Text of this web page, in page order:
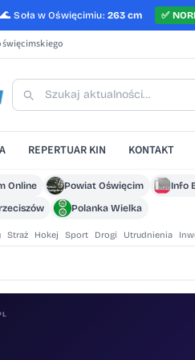
🌊 Soła w Oświęcimiu: 263 cm ✅
REPERTUAR KIN KONTAKT
Online Powiat Oświęcim Info
Polanka Wielka
Straż Hokej Sport Drogi Utrudnienia